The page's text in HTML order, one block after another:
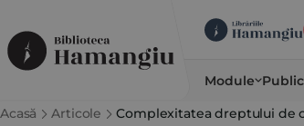
Module
Acasă Articole Complexitatea dreptului de